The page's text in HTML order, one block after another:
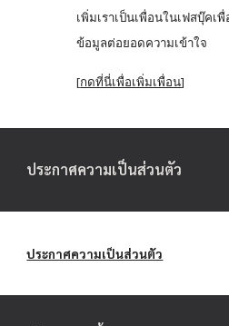
เพิ่มเราเป็นเพื่อนในเฟสบุ๊คเ
ข้อมูลต่อยอดความเข้าใจ
[กดที่นี่เพื่อเพิ่มเพื่อน]
ประกาศความเป็นส่วนตัว
ประกาศความเป็นส่วนตัว